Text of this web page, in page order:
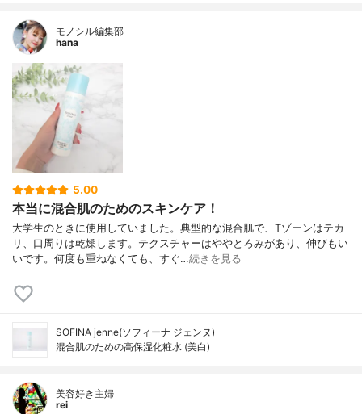
モノシル編集部
hana
5.00
本当に混合肌のためのスキンケア！
大学生のときに使用していました。典型的な混合肌で、Tゾーンはテカ
リ、口周りは乾燥します。テクスチャーはややとろみがあり、伸びもい
いです。何度も重ねなくても、すぐ…続きを見る
SOFINA jenne(ソフィーナ ジェンヌ)
混合肌のための高保湿化粧水 (美白)
美容好き主婦
rei